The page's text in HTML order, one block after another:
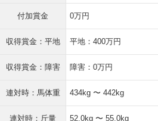
付加賞金 0万円
収得賞金：平地 平地：400万円
収得賞金：障害 障害：0万円
連対時：馬体重 434kg 〜 442kg
連対時：斤量 52.0kg 〜 55.0kg